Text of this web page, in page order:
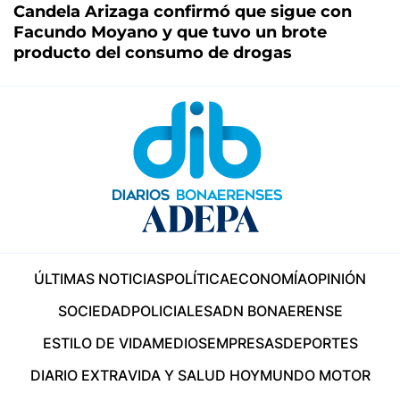
Candela Arizaga confirmó que sigue con
Facundo Moyano y que tuvo un brote
producto del consumo de drogas
ÚLTIMAS NOTICIASPOLÍTICAECONOMÍAOPINIÓN
SOCIEDADPOLICIALESADN BONAERENSE
ESTILO DE VIDAMEDIOSEMPRESASDEPORTES
DIARIO EXTRAVIDA Y SALUD HOYMUNDO MOTOR